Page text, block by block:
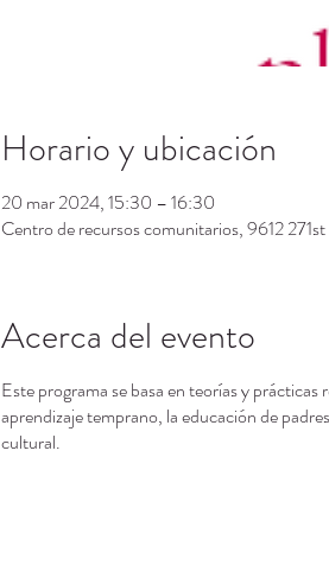
Horario y ubicación
20 mar 2024, 15:30 – 16:30
Centro de recursos comunitarios, 9612
Acerca del evento
Este programa se basa en teorías y
aprendizaje temprano, la educación de
cultural.